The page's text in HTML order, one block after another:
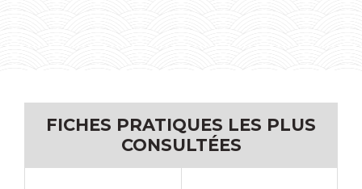
FICHES PRATIQUES LES PLUS
CONSULTÉES